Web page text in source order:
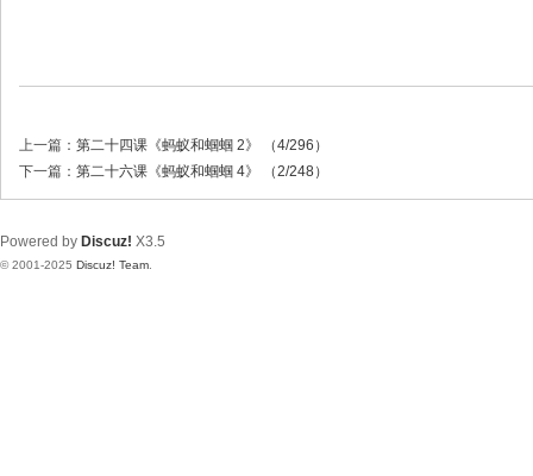
上一篇： 第二十四课《蚂蚁和蝈蝈 2》 （4/296）
下一篇： 第二十六课《蚂蚁和蝈蝈 4》 （2/248）
Powered by Discuz! X3.5
© 2001-2025 Discuz! Team